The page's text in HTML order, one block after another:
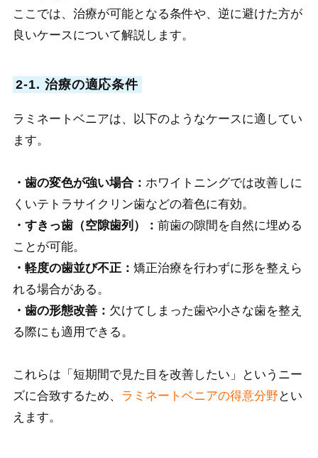
ここでは、治療が可能となる条件や、逆に避けた方が
良いケースについて解説します。
2-1. 治療の適応条件
ラミネートベニアは、以下のようなケースに適してい
ます。
・歯の変色が強い場合： ホワイトニングでは改善しに
くいテトラサイクリン歯などの着色に有効。
・すきっ歯（空隙歯列）： 前歯の隙間を自然に埋める
ことが可能。
・軽度の歯並び不正： 矯正治療を行わずに形を整えら
れる場合がある。
・歯の形態改善： 欠けてしまった歯や小さな歯を整え
る際にも適用できる。
これらは「短期間で見た目を改善したい」というニー
ズに合致するため、 ラミネートベニアの得意分野 とい
えます。